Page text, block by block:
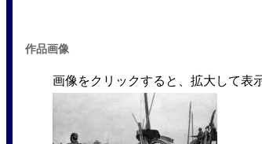
作品画像
画像をクリックすると、拡大して表